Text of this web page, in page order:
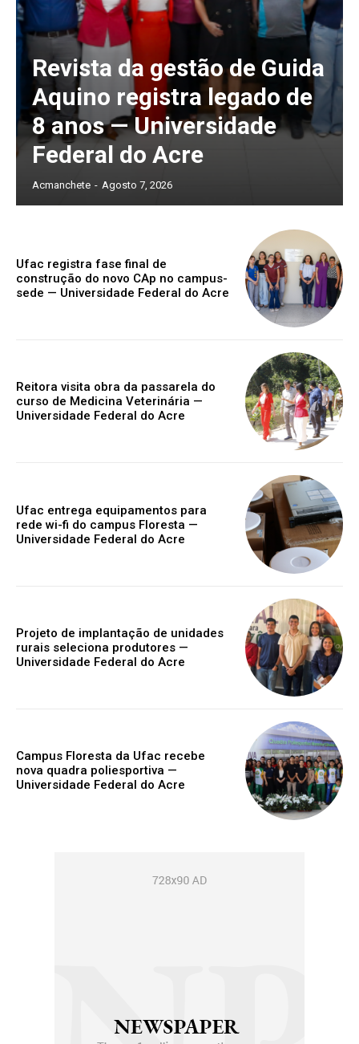
Revista da gestão de Guida
Aquino registra legado de
8 anos — Universidade
Federal do Acre
Acmanchete - Agosto 7, 2026
Ufac registra fase final de
construção do novo CAp no campus-
sede — Universidade Federal do Acre
Reitora visita obra da passarela do
curso de Medicina Veterinária —
Universidade Federal do Acre
Ufac entrega equipamentos para
rede wi-fi do campus Floresta —
Universidade Federal do Acre
Projeto de implantação de unidades
rurais seleciona produtores —
Universidade Federal do Acre
Campus Floresta da Ufac recebe
nova quadra poliesportiva —
Universidade Federal do Acre